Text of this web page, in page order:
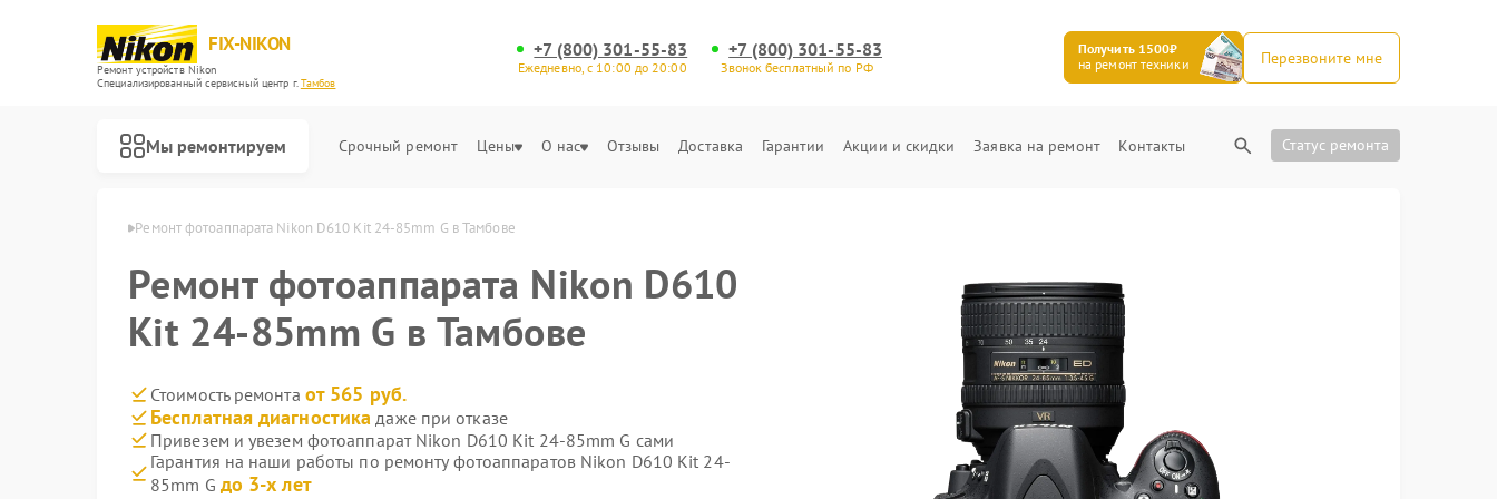
FIX-NIKON
Ремонт устройств Nikon
Специализированный cервисный центр г.Тамбов
+7 (800) 301-55-83
Ежедневно, с 10:00 до 20:00
+7 (800) 301-55-83
Звонок бесплатный по РФ
Получить 1500₽
на ремонт техники
Перезвоните мне
Мы ремонтируем Срочный ремонт Цены О нас Отзывы Доставка Гарантии Акции и скидки Заявка на ремонт Контакты Статус ремонта
Nikon в Тамбове Ремонт фотоаппарата Nikon D610 Kit 24-85mm G в Тамбове
Ремонт фотоаппарата Nikon D610
Kit 24-85mm G в Тамбове
Стоимость ремонта от 565 руб.
Бесплатная диагностика даже при отказе
Привезем и увезем фотоаппарат Nikon D610 Kit 24-85mm G сами
Гарантия на наши работы по ремонту фотоаппаратов Nikon D610 Kit 24-
85mm G до 3-х лет